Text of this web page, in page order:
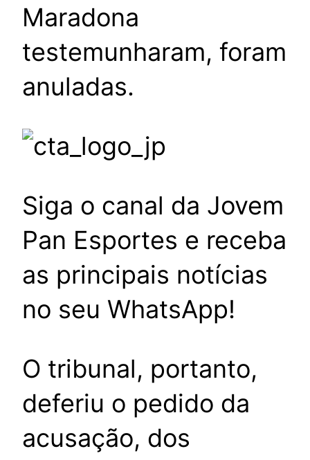
Maradona
testemunharam, foram
anuladas.
Siga o canal da Jovem
Pan Esportes e receba
as principais notícias
no seu WhatsApp!
O tribunal, portanto,
deferiu o pedido da
acusação, dos